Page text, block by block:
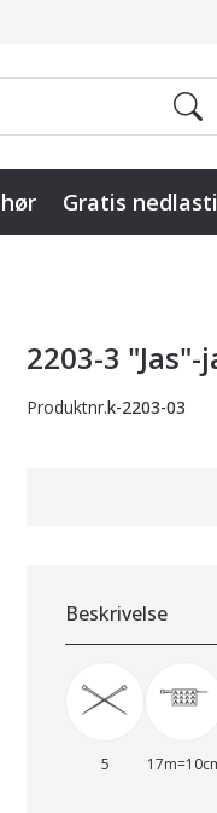
Gratis
2203-3 "Jas"-
Produktnr.k-2203-03
Beskrivelse
5